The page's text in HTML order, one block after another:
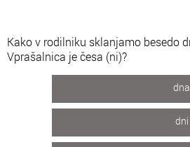
Kako v rodilniku sklanjamo besedo
Vprašalnica je česa (ni)?
dna
dni